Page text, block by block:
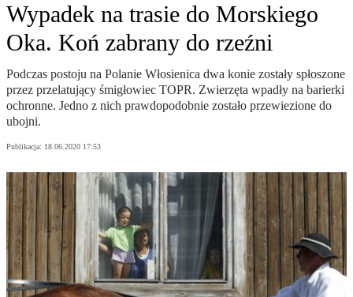
Wypadek na trasie do Morskiego
Oka. Koń zabrany do rzeźni
Podczas postoju na Polanie Włosienica dwa konie zostały spłoszone
przez przelatujący śmigłowiec TOPR. Zwierzęta wpadły na barierki
ochronne. Jedno z nich prawdopodobnie zostało przewiezione do
ubojni.
Publikacja: 18.06.2020 17:53